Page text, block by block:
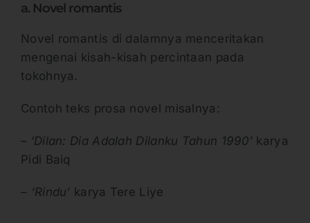
a. Novel romantis
Novel romantis di dalamnya menceritakan
mengenai kisah-kisah percintaan pada
tokohnya.
Contoh teks prosa novel misalnya:
– ‘Dilan: Dia Adalah Dilanku Tahun 1990 ’ karya
Pidi Baiq
– ‘Rindu’ karya Tere Liye